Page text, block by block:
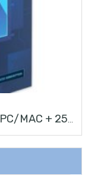
Acronis True Image Advanced 5-PC/MAC + 250 GB Cloud Storage 1 An